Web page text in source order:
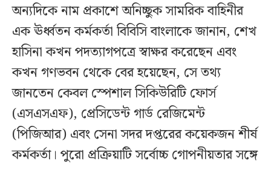
অন্যদিকে নাম প্রকাশে অনিচ্ছুক সামরিক বাহিনীর
এক ঊর্ধ্বতন কর্মকর্তা বিবিসি বাংলাকে জানান, শেখ
হাসিনা কখন পদত্যাগপত্রে স্বাক্ষর করেছেন এবং
কখন গণভবন থেকে বের হয়েছেন, সে তথ্য
জানতেন কেবল স্পেশাল সিকিউরিটি ফোর্স
(এসএসএফ), প্রেসিডেন্ট গার্ড রেজিমেন্ট
(পিজিআর) এবং সেনা সদর দপ্তরের কয়েকজন শীর্ষ
কর্মকর্তা। পুরো প্রক্রিয়াটি সর্বোচ্চ গোপনীয়তার সঙ্গে